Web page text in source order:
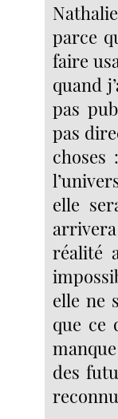
parce
faire
quand
pas
pas
choses
elle
réalité
elle ne
que ce
des